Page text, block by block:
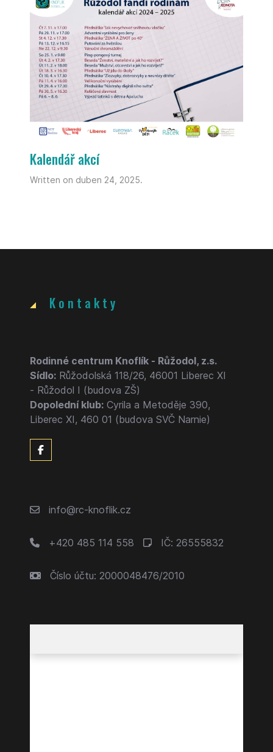
Kalendář akcí
Written on duben 24, 2025.
Kontakty
Rodinné centrum Knoflík - Růžodol, z.s.
Sídlo: Růžodolská 118/26, 46001 Liberec XI
- Růžodol I (budova ZŠ)
Dopolední klub: Cyrila a Metoděje 390,
Liberec XI, 460 01 (budova SVČ Narnie)
info@rc-knoflik.cz
+420 485 114 558 IČ: 26555832
Číslo účtu: 2000048476/2010